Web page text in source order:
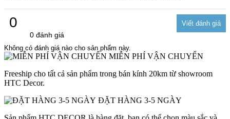
0
0 đánh giá
Không có đánh giá nào cho sản phẩm này.
MIỄN PHÍ VẬN CHUYỂN
Freeship cho tất cả sản phẩm trong bán kính 20km từ showroom
HTC Decor.
ĐẶT HÀNG 3-5 NGÀY